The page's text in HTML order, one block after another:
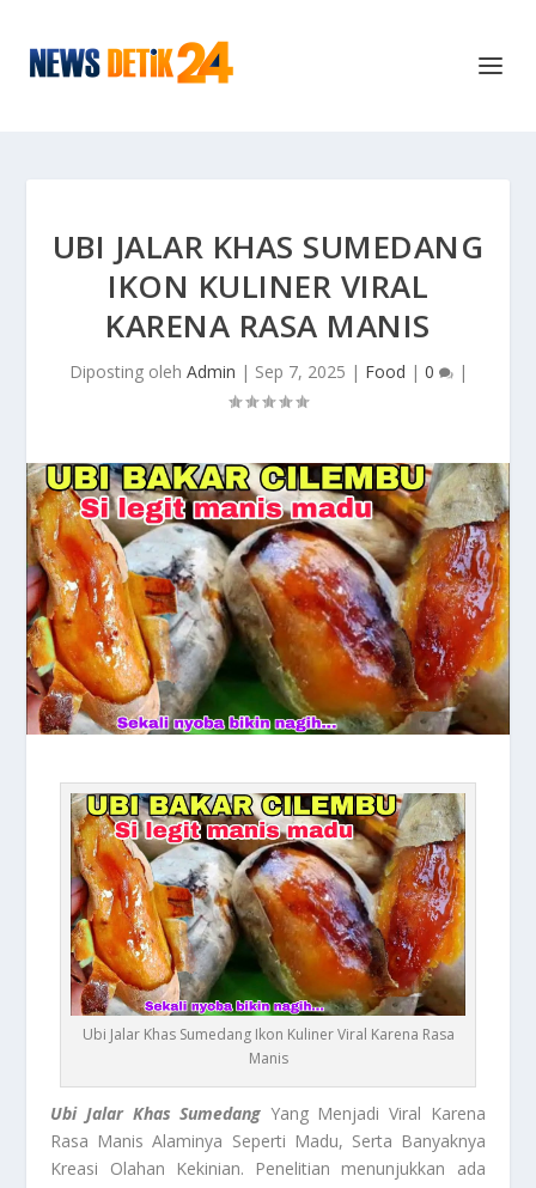
UBI JALAR KHAS SUMEDANG
IKON KULINER VIRAL
KARENA RASA MANIS
Diposting oleh Admin | Sep 7, 2025 | Food | 0 |
Ubi Jalar Khas Sumedang Ikon Kuliner Viral Karena Rasa
Manis
Ubi Jalar Khas Sumedang Yang Menjadi Viral Karena
Rasa Manis Alaminya Seperti Madu, Serta Banyaknya
Kreasi Olahan Kekinian. Penelitian menunjukkan ada